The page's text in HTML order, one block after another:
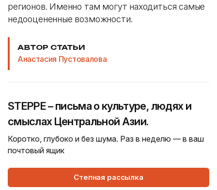
регионов. Именно там могут находиться самые
недооцененные возможности.
АВТОР СТАТЬИ
Анастасия Пустовалова
STEPPE – письма о культуре, людях и
смыслах Центральной Азии.
Коротко, глубоко и без шума. Раз в неделю — в ваш
почтовый ящик
Степная рассылка